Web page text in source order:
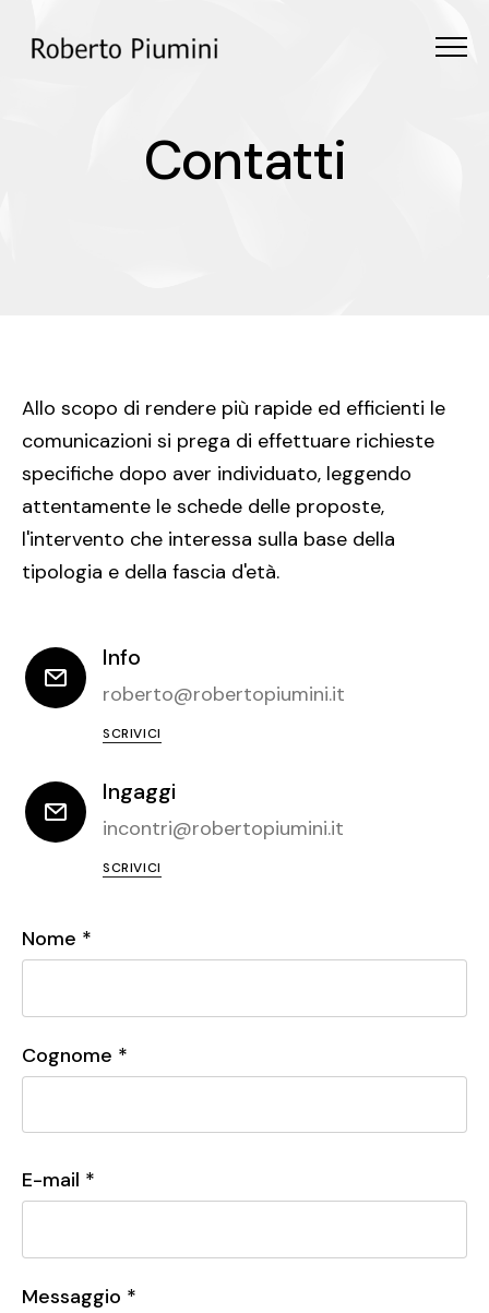
Contatti
Contatti
Allo scopo di rendere più rapide ed efficienti le
comunicazioni si prega di effettuare richieste
specifiche dopo aver individuato, leggendo
attentamente le schede delle proposte,
l'intervento che interessa sulla base della
tipologia e della fascia d'età.
Info
roberto@robertopiumini.it
SCRIVICI
Ingaggi
incontri@robertopiumini.it
SCRIVICI
Nome *
Cognome *
E-mail *
Messaggio *